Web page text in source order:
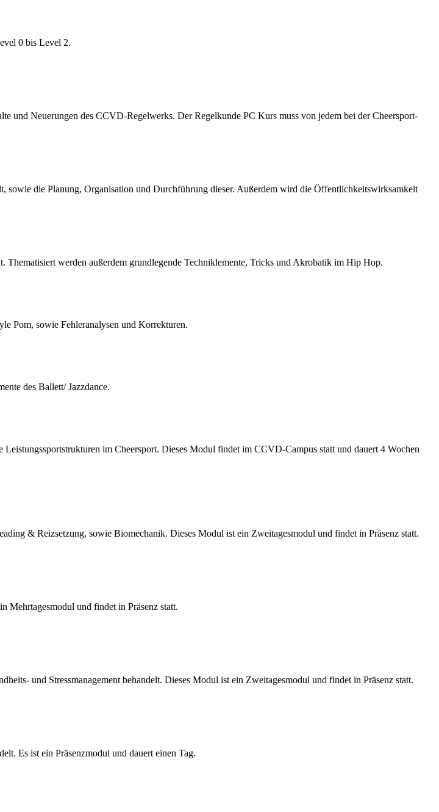
0 bis Level 2.
und Neuerungen des CCVD-Regelwerks. Der Regelkunde PC Kurs muss von jedem bei der Cheersport-
die Planung, Organisation und Durchführung dieser. Außerdem wird die Öffentlichkeitswirksamkeit
werden außerdem grundlegende Techniklemente, Tricks und Akrobatik im Hip Hop.
Pom, sowie Fehleranalysen und Korrekturen.
des Ballett/ Jazzdance.
im Cheersport. Dieses Modul findet im CCVD-Campus statt und dauert 4 Wochen
& Reizsetzung, sowie Biomechanik. Dieses Modul ist ein Zweitagesmodul und findet in Präsenz statt.
Mehrtagesmodul und findet in Präsenz statt.
und Stressmanagement behandelt. Dieses Modul ist ein Zweitagesmodul und findet in Präsenz statt.
Es ist ein Präsenzmodul und dauert einen Tag.